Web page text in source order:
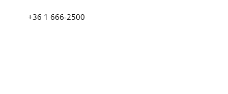
+36 1 666-2500